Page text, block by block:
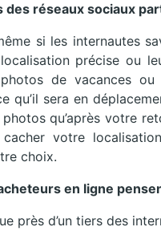
des réseaux sociaux
si les internautes
précise ou
de vacances
qu’il sera en
qu’après votre
votre
choix.
en ligne
près d’un tiers des